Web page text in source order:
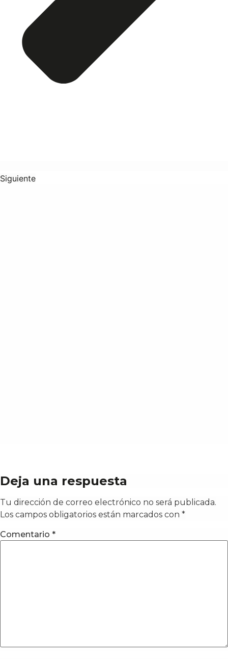
Siguiente
Deja una respuesta
Tu dirección de correo electrónico no será publicada.
Los campos obligatorios están marcados con *
Comentario *